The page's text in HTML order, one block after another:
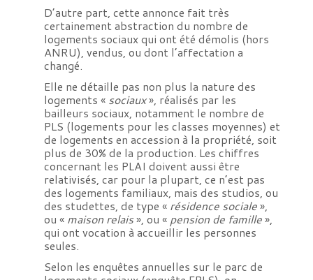
D’autre part, cette annonce fait très
certainement abstraction du nombre de
logements sociaux qui ont été démolis (hors
ANRU), vendus, ou dont l’affectation a
changé.
Elle ne détaille pas non plus la nature des
logements « sociaux», réalisés par les
bailleurs sociaux, notamment le nombre de
PLS (logements pour les classes moyennes) et
de logements en accession à la propriété, soit
plus de 30% de la production. Les chiffres
concernant les PLAI doivent aussi être
relativisés, car pour la plupart, ce n’est pas
des logements familiaux, mais des studios, ou
des studettes, de type « résidence sociale»,
ou « maison relais», ou « pension de famille»,
qui ont vocation à accueillir les personnes
seules.
Selon les enquêtes annuelles sur le parc de